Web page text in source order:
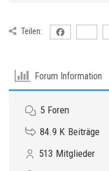
Teilen:
Forum Information
5 Foren
84.9 K Beiträge
513 Mitglieder